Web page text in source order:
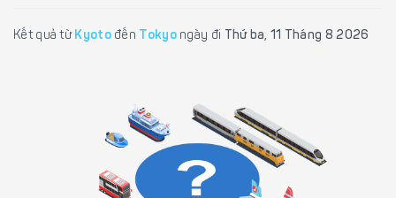
Kết quả từ Kyotođến Tokyongày đi Thứ ba, 11 Tháng 8 2026